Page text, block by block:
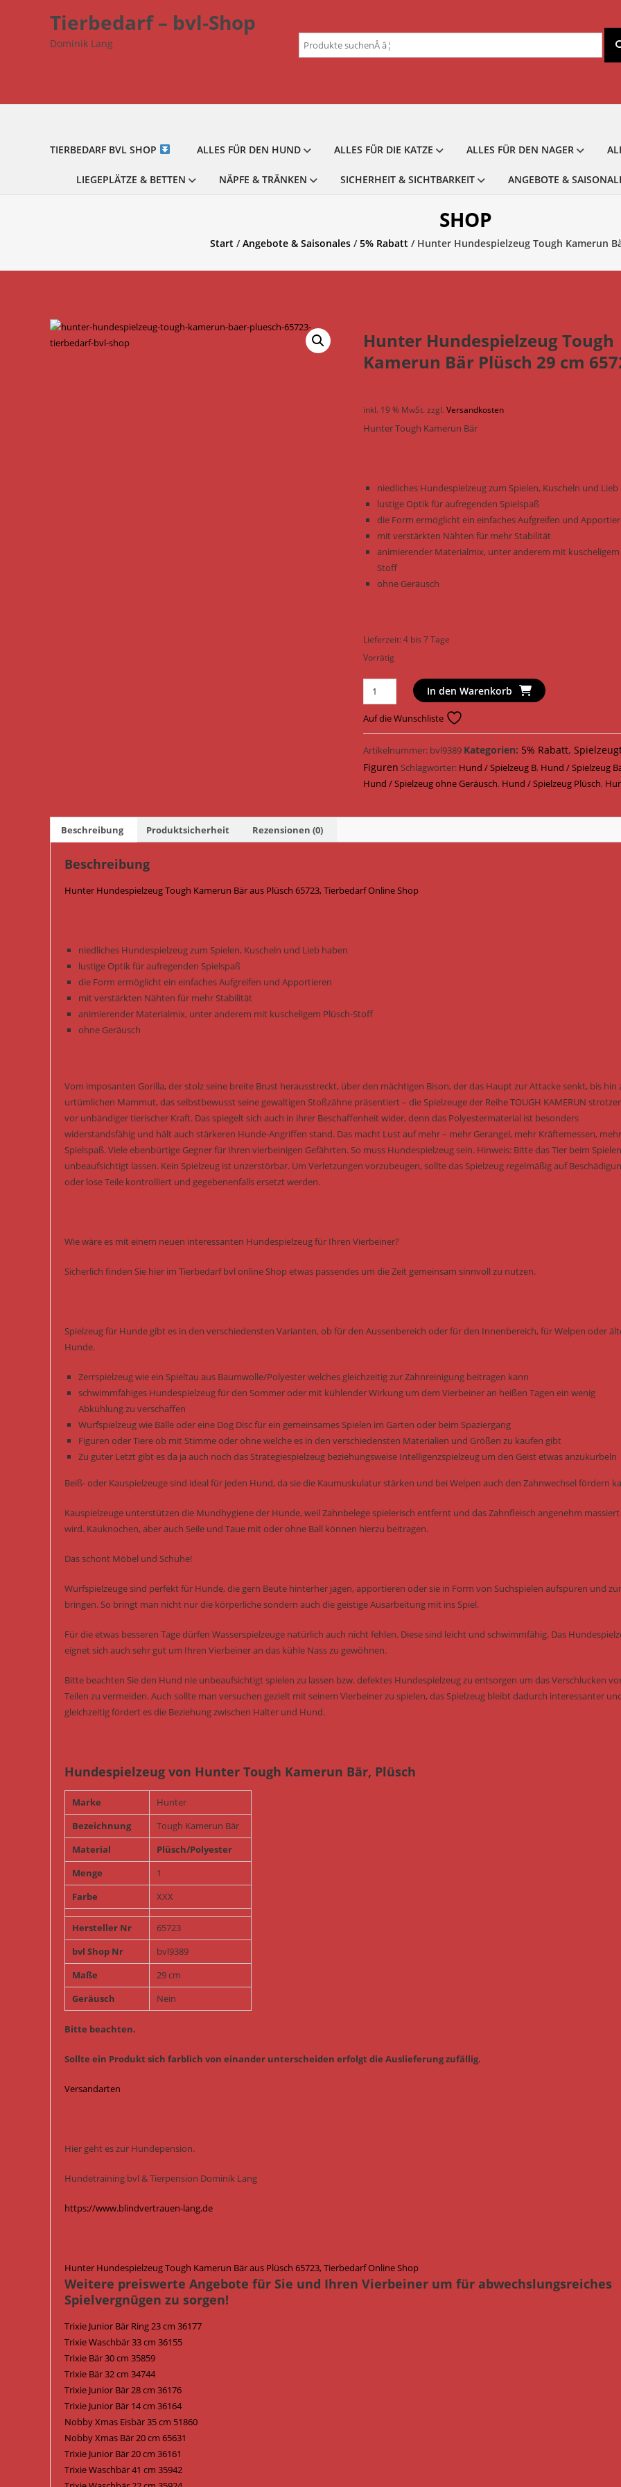
Tierbedarf – bvl-Shop
Dominik Lang
Suchen
nach:
TIERBEDARF BVL SHOP ALLES FÜR DEN HUND ALLES FÜR DIE KATZE ALLES FÜR DEN NAGER
LIEGEPLÄTZE & BETTEN NÄPFE & TRÄNKEN SICHERHEIT & SICHTBARKEIT ANGEBOTE &
SHOP
Start/Angebote & Saisonales/5% Rabatt/ Hunter Hundespielzeug Tough Kamerun
Hunter Hundespielzeug Tough
Kamerun Bär Plüsch 29 cm
inkl. 19 % MwSt. zzgl.Versandkosten
Hunter Tough Kamerun Bär
niedliches Hundespielzeug zum Spielen, Kuscheln und Lieb
lustige Optik für aufregenden Spielspaß
die Form ermöglicht ein einfaches Aufgreifen und
mit verstärkten Nähten für mehr Stabilität
animierender Materialmix, unter anderem mit kuscheligem
Stoff
ohne Geräusch
Lieferzeit:4 bis 7 Tage
Vorrätig
Hunter
Hundespielzeug
Tough
Kamerun
Bär
Plüsch
29
In den Warenkorb
Auf die Wunschliste
Artikelnummer: bvl9389 Kategorien: 5% Rabatt,
Figuren Schlagwörter: Hund / Spielzeug B, Hund / Spielzeug
Hund / Spielzeug ohne Geräusch, Hund / Spielzeug Plüsch,
Beschreibung Produktsicherheit Rezensionen (0)
Beschreibung
Hunter Hundespielzeug Tough Kamerun Bär aus Plüsch 65723, Tierbedarf Online Shop
niedliches Hundespielzeug zum Spielen, Kuscheln und Lieb haben
lustige Optik für aufregenden Spielspaß
die Form ermöglicht ein einfaches Aufgreifen und Apportieren
mit verstärkten Nähten für mehr Stabilität
animierender Materialmix, unter anderem mit kuscheligem Plüsch-Stoff
ohne Geräusch
Vom imposanten Gorilla, der stolz seine breite Brust herausstreckt, über den mächtigen Bison, der das Haupt zur Attacke senkt, bis hin
urtümlichen Mammut, das selbstbewusst seine gewaltigen Stoßzähne präsentiert – die Spielzeuge der Reihe TOUGH KAMERUN
vor unbändiger tierischer Kraft. Das spiegelt sich auch in ihrer Beschaffenheit wider, denn das Polyestermaterial ist besonders
widerstandsfähig und hält auch stärkeren Hunde-Angriffen stand. Das macht Lust auf mehr – mehr Gerangel, mehr Kräftemessen, mehr
Spielspaß. Viele ebenbürtige Gegner für Ihren vierbeinigen Gefährten. So muss Hundespielzeug sein. Hinweis: Bitte das Tier beim
unbeaufsichtigt lassen. Kein Spielzeug ist unzerstörbar. Um Verletzungen vorzubeugen, sollte das Spielzeug regelmäßig auf
oder lose Teile kontrolliert und gegebenenfalls ersetzt werden.
Wie wäre es mit einem neuen interessanten Hundespielzeug für Ihren Vierbeiner?
Sicherlich finden Sie hier im Tierbedarf bvl online Shop etwas passendes um die Zeit gemeinsam sinnvoll zu nutzen.
Spielzeug für Hunde gibt es in den verschiedensten Varianten, ob für den Aussenbereich oder für den Innenbereich, für Welpen oder
Hunde.
Zerrspielzeug wie ein Spieltau aus Baumwolle/Polyester welches gleichzeitig zur Zahnreinigung beitragen kann
schwimmfähiges Hundespielzeug für den Sommer oder mit kühlender Wirkung um dem Vierbeiner an heißen Tagen ein wenig
Abkühlung zu verschaffen
Wurfspielzeug wie Bälle oder eine Dog Disc für ein gemeinsames Spielen im Garten oder beim Spaziergang
Figuren oder Tiere ob mit Stimme oder ohne welche es in den verschiedensten Materialien und Größen zu kaufen gibt
Zu guter Letzt gibt es da ja auch noch das Strategiespielzeug beziehungsweise Intelligenzspielzeug um den Geist etwas anzukurbeln
Beiß- oder Kauspielzeuge sind ideal für jeden Hund, da sie die Kaumuskulatur stärken und bei Welpen auch den Zahnwechsel fördern
Kauspielzeuge unterstützen die Mundhygiene der Hunde, weil Zahnbelege spielerisch entfernt und das Zahnfleisch angenehm massiert
wird. Kauknochen, aber auch Seile und Taue mit oder ohne Ball können hierzu beitragen.
Das schont Möbel und Schuhe!
Wurfspielzeuge sind perfekt für Hunde, die gern Beute hinterher jagen, apportieren oder sie in Form von Suchspielen aufspüren und
bringen. So bringt man nicht nur die körperliche sondern auch die geistige Ausarbeitung mit ins Spiel.
Für die etwas besseren Tage dürfen Wasserspielzeuge natürlich auch nicht fehlen. Diese sind leicht und schwimmfähig. Das
eignet sich auch sehr gut um Ihren Vierbeiner an das kühle Nass zu gewöhnen.
Bitte beachten Sie den Hund nie unbeaufsichtigt spielen zu lassen bzw. defektes Hundespielzeug zu entsorgen um das Verschlucken
Teilen zu vermeiden. Auch sollte man versuchen gezielt mit seinem Vierbeiner zu spielen, das Spielzeug bleibt dadurch interessanter
gleichzeitig fördert es die Beziehung zwischen Halter und Hund.
Hundespielzeug von Hunter Tough Kamerun Bär, Plüsch
Marke
Hunter
Bezeichnung
Tough Kamerun Bär
Material
Plüsch/Polyester
Menge
1
Farbe
XXX
Hersteller Nr
65723
bvl Shop Nr
bvl9389
Maße
29 cm
Geräusch
Nein
Bitte beachten.
Sollte ein Produkt sich farblich von einander unterscheiden erfolgt die Auslieferung zufällig.
Versandarten
Hier geht es zur Hundepension.
Hundetraining bvl & Tierpension Dominik Lang
https://www.blindvertrauen-lang.de
Hunter Hundespielzeug Tough Kamerun Bär aus Plüsch 65723, Tierbedarf Online Shop
Weitere preiswerte Angebote für Sie und Ihren Vierbeiner um für abwechslungsreiches
Spielvergnügen zu sorgen!
Trixie Junior Bär Ring 23 cm 36177
Trixie Waschbär 33 cm 36155
Trixie Bär 30 cm 35859
Trixie Bär 32 cm 34744
Trixie Junior Bär 28 cm 36176
Trixie Junior Bär 14 cm 36164
Nobby Xmas Eisbär 35 cm 51860
Nobby Xmas Bär 20 cm 65631
Trixie Junior Bär 20 cm 36161
Trixie Waschbär 41 cm 35942